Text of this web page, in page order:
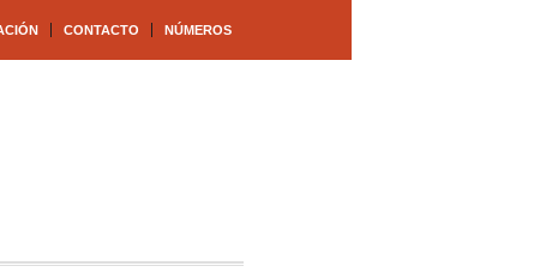
CONTACTO NÚMEROS